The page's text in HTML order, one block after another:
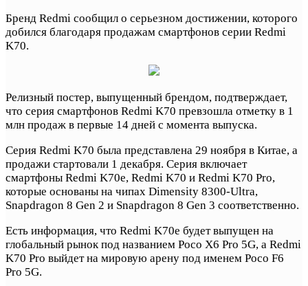
Бренд Redmi сообщил о серьезном достижении, которого
добился благодаря продажам смартфонов серии Redmi
K70.
Релизный постер, выпущенный брендом, подтверждает,
что серия смартфонов Redmi K70 превзошла отметку в 1
млн продаж в первые 14 дней с момента выпуска.
Серия Redmi K70 была представлена 29 ноября в Китае, а
продажи стартовали 1 декабря. Серия включает
смартфоны Redmi K70e, Redmi K70 и Redmi K70 Pro,
которые основаны на чипах Dimensity 8300-Ultra,
Snapdragon 8 Gen 2 и Snapdragon 8 Gen 3 соответственно.
Есть информация, что Redmi K70e будет выпущен на
глобальный рынок под названием Poco X6 Pro 5G, а Redmi
K70 Pro выйдет на мировую арену под именем Poco F6
Pro 5G.